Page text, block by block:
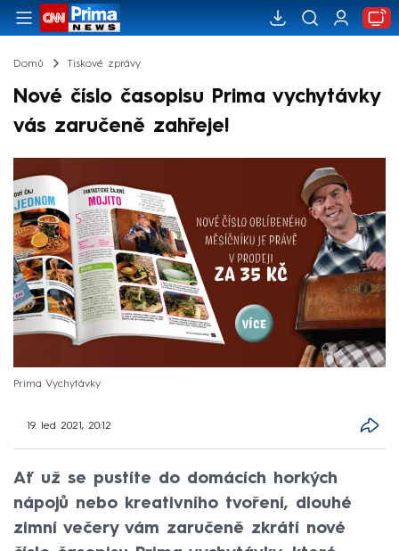
Domů Tiskové zprávy
Nové číslo časopisu Prima vychytávky
vás zaručeně zahřeje!
Prima Vychytávky
19. led 2021, 20:12
Ať už se pustíte do domácích horkých
nápojů nebo kreativního tvoření, dlouhé
zimní večery vám zaručeně zkrátí nové